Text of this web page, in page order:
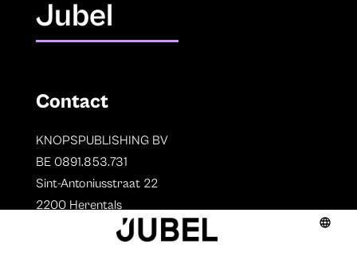
Jubel
Contact
KNOPSPUBLISHING BV
BE 0891.853.731
Sint-Antoniusstraat 22
2200 Herentals